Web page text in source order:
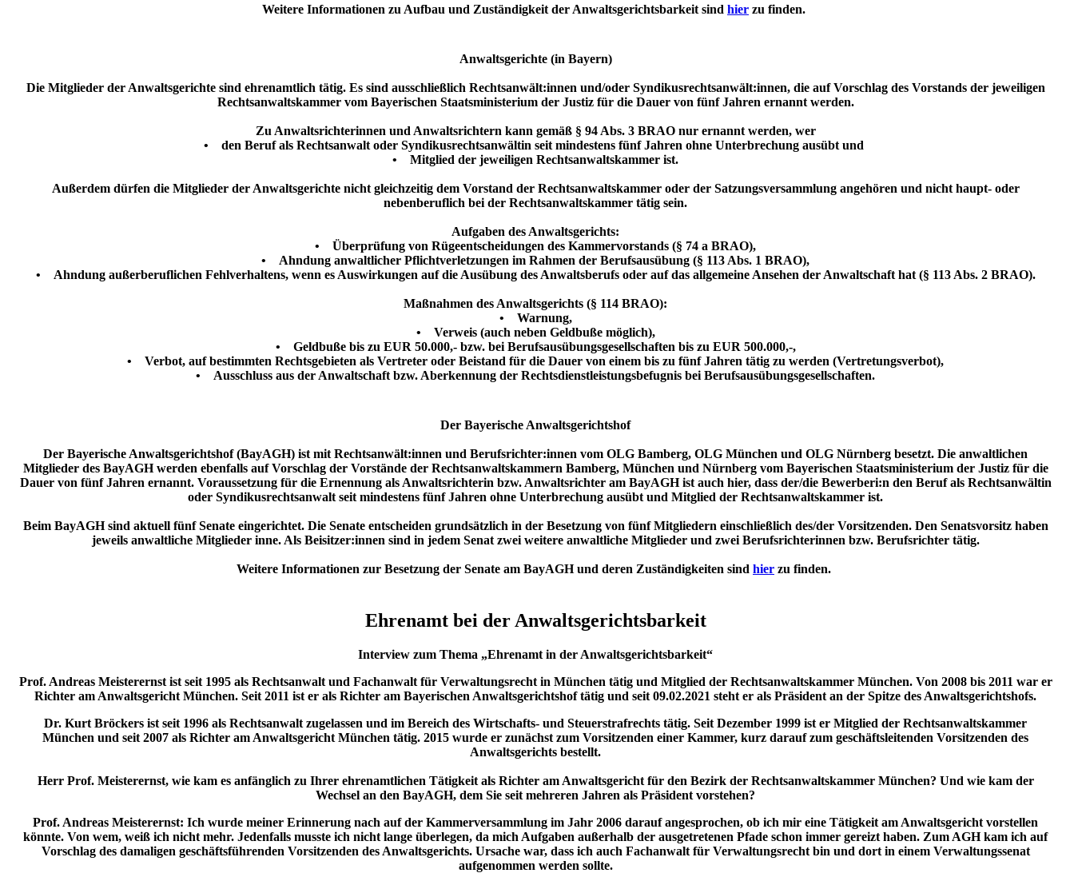
Weitere Informationen zu Aufbau und Zuständigkeit der Anwaltsgerichtsbarkeit sind hier zu finden.
Anwaltsgerichte (in Bayern)
Die Mitglieder der Anwaltsgerichte sind ehrenamtlich tätig. Es sind ausschließlich Rechtsanwält:innen und/oder Syndikusrechtsanwält:innen, die auf Vorschlag des Vorstands der jeweiligen
Rechtsanwaltskammer vom Bayerischen Staatsministerium der Justiz für die Dauer von fünf Jahren ernannt werden.
Zu Anwaltsrichterinnen und Anwaltsrichtern kann gemäß § 94 Abs. 3 BRAO nur ernannt werden, wer
• den Beruf als Rechtsanwalt oder Syndikusrechtsanwältin seit mindestens fünf Jahren ohne Unterbrechung ausübt und
• Mitglied der jeweiligen Rechtsanwaltskammer ist.
Außerdem dürfen die Mitglieder der Anwaltsgerichte nicht gleichzeitig dem Vorstand der Rechtsanwaltskammer oder der Satzungsversammlung angehören und nicht haupt- oder
nebenberuflich bei der Rechtsanwaltskammer tätig sein.
Aufgaben des Anwaltsgerichts:
• Überprüfung von Rügeentscheidungen des Kammervorstands (§ 74 a BRAO),
• Ahndung anwaltlicher Pflichtverletzungen im Rahmen der Berufsausübung (§ 113 Abs. 1 BRAO),
• Ahndung außerberuflichen Fehlverhaltens, wenn es Auswirkungen auf die Ausübung des Anwaltsberufs oder auf das allgemeine Ansehen der Anwaltschaft hat (§ 113 Abs. 2 BRAO).
Maßnahmen des Anwaltsgerichts (§ 114 BRAO):
• Warnung,
• Verweis (auch neben Geldbuße möglich),
• Geldbuße bis zu EUR 50.000,- bzw. bei Berufsausübungsgesellschaften bis zu EUR 500.000,-,
• Verbot, auf bestimmten Rechtsgebieten als Vertreter oder Beistand für die Dauer von einem bis zu fünf Jahren tätig zu werden (Vertretungsverbot),
• Ausschluss aus der Anwaltschaft bzw. Aberkennung der Rechtsdienstleistungsbefugnis bei Berufsausübungsgesellschaften.
Der Bayerische Anwaltsgerichtshof
Der Bayerische Anwaltsgerichtshof (BayAGH) ist mit Rechtsanwält:innen und Berufsrichter:innen vom OLG Bamberg, OLG München und OLG Nürnberg besetzt. Die anwaltlichen
Mitglieder des BayAGH werden ebenfalls auf Vorschlag der Vorstände der Rechtsanwaltskammern Bamberg, München und Nürnberg vom Bayerischen Staatsministerium der Justiz für die
Dauer von fünf Jahren ernannt. Voraussetzung für die Ernennung als Anwaltsrichterin bzw. Anwaltsrichter am BayAGH ist auch hier, dass der/die Bewerberi:n den Beruf als Rechtsanwältin
oder Syndikusrechtsanwalt seit mindestens fünf Jahren ohne Unterbrechung ausübt und Mitglied der Rechtsanwaltskammer ist.
Beim BayAGH sind aktuell fünf Senate eingerichtet. Die Senate entscheiden grundsätzlich in der Besetzung von fünf Mitgliedern einschließlich des/der Vorsitzenden. Den Senatsvorsitz haben
jeweils anwaltliche Mitglieder inne. Als Beisitzer:innen sind in jedem Senat zwei weitere anwaltliche Mitglieder und zwei Berufsrichterinnen bzw. Berufsrichter tätig.
Weitere Informationen zur Besetzung der Senate am BayAGH und deren Zuständigkeiten sind hier zu finden.
Ehrenamt bei der Anwaltsgerichtsbarkeit
Interview zum Thema „Ehrenamt in der Anwaltsgerichtsbarkeit“
Prof. Andreas Meisterernst ist seit 1995 als Rechtsanwalt und Fachanwalt für Verwaltungsrecht in München tätig und Mitglied der Rechtsanwaltskammer München. Von 2008 bis 2011 war er
Richter am Anwaltsgericht München. Seit 2011 ist er als Richter am Bayerischen Anwaltsgerichtshof tätig und seit 09.02.2021 steht er als Präsident an der Spitze des Anwaltsgerichtshofs.
Dr. Kurt Bröckers ist seit 1996 als Rechtsanwalt zugelassen und im Bereich des Wirtschafts- und Steuerstrafrechts tätig. Seit Dezember 1999 ist er Mitglied der Rechtsanwaltskammer
München und seit 2007 als Richter am Anwaltsgericht München tätig. 2015 wurde er zunächst zum Vorsitzenden einer Kammer, kurz darauf zum geschäftsleitenden Vorsitzenden des
Anwaltsgerichts bestellt.
Herr Prof. Meisterernst, wie kam es anfänglich zu Ihrer ehrenamtlichen Tätigkeit als Richter am Anwaltsgericht für den Bezirk der Rechtsanwaltskammer München? Und wie kam der
Wechsel an den BayAGH, dem Sie seit mehreren Jahren als Präsident vorstehen?
Prof. Andreas Meisterernst: Ich wurde meiner Erinnerung nach auf der Kammerversammlung im Jahr 2006 darauf angesprochen, ob ich mir eine Tätigkeit am Anwaltsgericht vorstellen
könnte. Von wem, weiß ich nicht mehr. Jedenfalls musste ich nicht lange überlegen, da mich Aufgaben außerhalb der ausgetretenen Pfade schon immer gereizt haben. Zum AGH kam ich auf
Vorschlag des damaligen geschäftsführenden Vorsitzenden des Anwaltsgerichts. Ursache war, dass ich auch Fachanwalt für Verwaltungsrecht bin und dort in einem Verwaltungssenat
aufgenommen werden sollte.